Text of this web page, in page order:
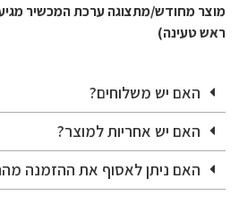
מוצר מחודש/מתצוגה ערכת המכשיר
ראש טעינה)
האם יש משלוחים?
האם יש אחריות למוצר?
האם ניתן לאסוף את ההזמנה